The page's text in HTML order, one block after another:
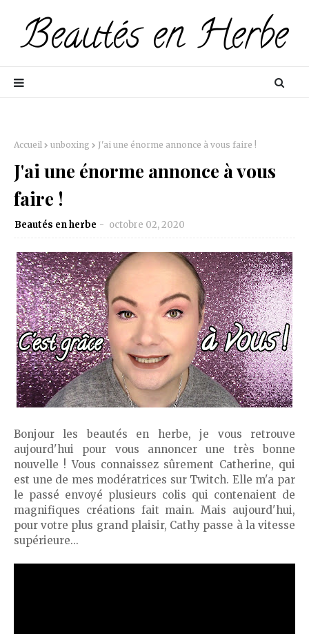
Accueil unboxing J'ai une énorme annonce à vous faire !
J'ai une énorme annonce à vous
faire !
Beautés en herbe octobre 02, 2020
Bonjour les beautés en herbe, je vous retrouve
aujourd'hui pour vous annoncer une très bonne
nouvelle ! Vous connaissez sûrement Catherine, qui
est une de mes modératrices sur Twitch. Elle m'a par
le passé envoyé plusieurs colis qui contenaient de
magnifiques créations fait main. Mais aujourd'hui,
pour votre plus grand plaisir, Cathy passe à la vitesse
supérieure...